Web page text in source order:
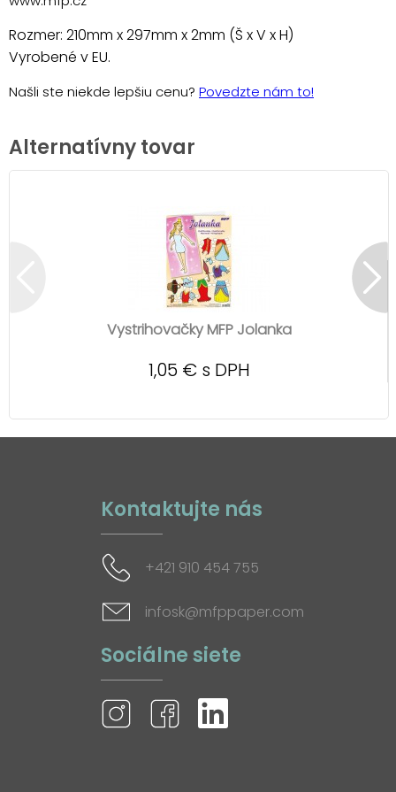
Rozmer: 210mm x 297mm x 2mm (Š x V x H)
Vyrobené v EU.
Našli ste niekde lepšiu cenu? Povedzte nám to!
Alternatívny tovar
Vystrihovačky MFP Jolanka
1,05 € s DPH
Kontaktujte nás
+421 910 454 755
infosk@mfppaper.com
Sociálne siete